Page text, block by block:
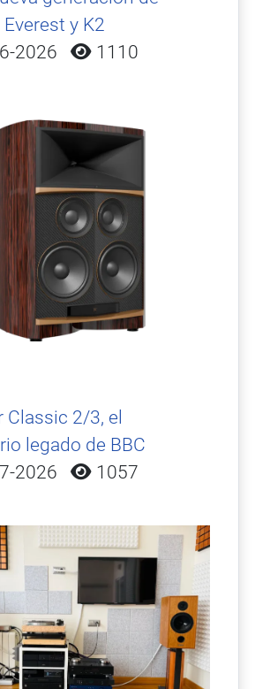
y K2
2026 1110
Classic 2/3, el
legado de BBC
2026 1057